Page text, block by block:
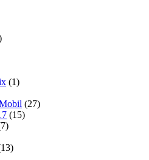
(1)
(27)
(15)